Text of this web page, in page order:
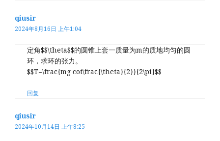
qiusir
2024年8月16日 上午1:04
定角$$\theta$$的圆锥上套一质量为m的质地均匀的圆
环，求环的张力。
$$T=\frac{mg cot\frac{\theta}{2}}{2\pi}$$
回复
qiusir
2024年10月14日 上午8:25